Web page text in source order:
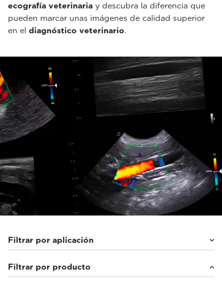
ecografía veterinaria y descubra la diferencia que
pueden marcar unas imágenes de calidad superior
en el diagnóstico veterinario.
Filtrar por aplicación
Equinos(1)
Animales pequeños(4)
Filtrar por producto